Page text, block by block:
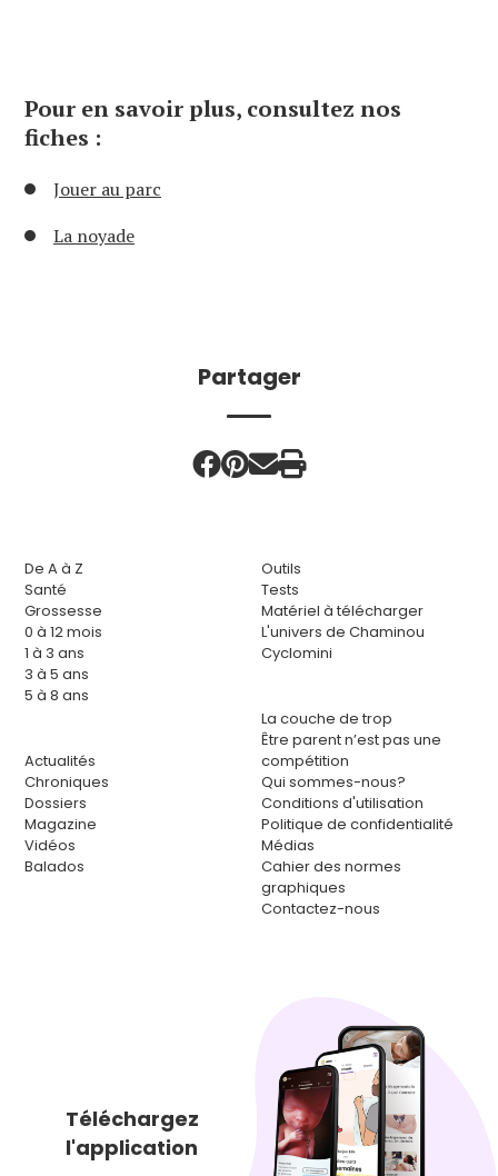
Pour en savoir plus, consultez nos
fiches :
Jouer au parc
La noyade
Partager
De A à Z
Santé
Grossesse
0 à 12 mois
1 à 3 ans
3 à 5 ans
5 à 8 ans
Actualités
Chroniques
Dossiers
Magazine
Vidéos
Balados
Outils
Tests
Matériel à télécharger
L'univers de Chaminou
Cyclomini
La couche de trop
Être parent n’est pas une
compétition
Qui sommes-nous?
Conditions d'utilisation
Politique de confidentialité
Médias
Cahier des normes
graphiques
Contactez-nous
Téléchargez
l'application